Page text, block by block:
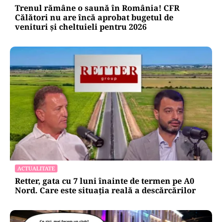
Trenul rămâne o saună în România! CFR
Călători nu are încă aprobat bugetul de
venituri și cheltuieli pentru 2026
ACTUALITATE
Retter, gata cu 7 luni înainte de termen pe A0
Nord. Care este situația reală a descărcărilor